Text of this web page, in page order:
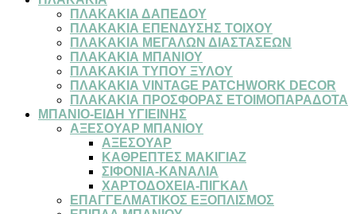
ΠΛΑΚΑΚΙΑ ΔΑΠΕΔΟΥ
ΠΛΑΚΑΚΙΑ ΕΠΕΝΔΥΣΗΣ ΤΟΙΧΟΥ
ΠΛΑΚΑΚΙΑ ΜΕΓΑΛΩΝ ΔΙΑΣΤΑΣΕΩΝ
ΠΛΑΚΑΚΙΑ ΜΠΑΝΙΟΥ
ΠΛΑΚΑΚΙΑ ΤΥΠΟΥ ΞΥΛΟΥ
ΠΛΑΚΑΚΙΑ VINTAGE PATCHWORK DECOR
ΠΛΑΚΑΚΙΑ ΠΡΟΣΦΟΡΑΣ ΕΤΟΙΜΟΠΑΡΑΔΟΤΑ
ΜΠΑΝΙΟ-ΕΙΔΗ ΥΓΙΕΙΝΗΣ
ΑΞΕΣΟΥΑΡ ΜΠΑΝΙΟΥ
ΑΞΕΣΟΥΑΡ
ΚΑΘΡΕΠΤΕΣ ΜΑΚΙΓΙΑΖ
ΣΙΦΟΝΙΑ-ΚΑΝΑΛΙΑ
ΧΑΡΤΟΔΟΧΕΙΑ-ΠΙΓΚΑΛ
ΕΠΑΓΓΕΛΜΑΤΙΚΟΣ ΕΞΟΠΛΙΣΜΟΣ